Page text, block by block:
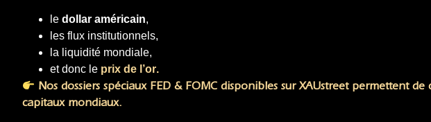
le dollar américain,
les flux institutionnels,
la liquidité mondiale,
et donc le prix de l’or.
Nos dossiers spéciaux FED & FOMC disponibles sur XAUstreet permettent
capitaux mondiaux.